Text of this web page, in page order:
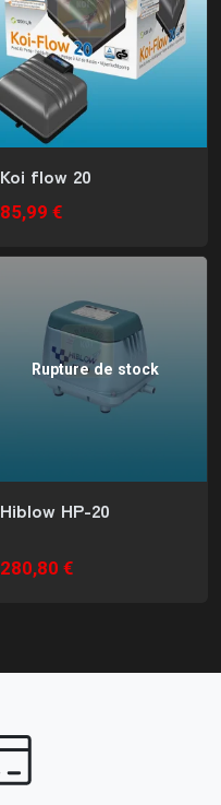
Koi flow 20
85,99 €
Rupture de stock
Hiblow HP-20
280,80 €